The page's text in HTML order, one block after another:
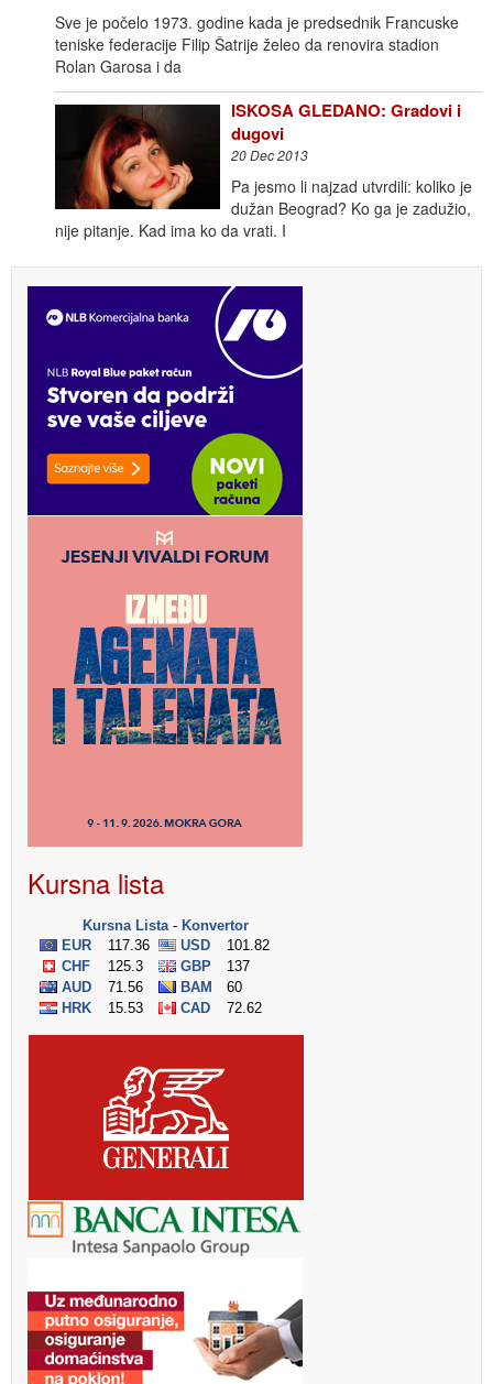
Sve je počelo 1973. godine kada je predsednik Francuske
teniske federacije Filip Šatrije želeo da renovira stadion
Rolan Garosa i da
ISKOSA GLEDANO: Gradovi i
dugovi
20 Dec 2013
Pa jesmo li najzad utvrdili: koliko je
dužan Beograd? Ko ga je zadužio,
nije pitanje. Kad ima ko da vrati. I
Kursna lista